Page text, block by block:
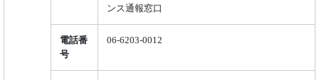
ンス通報窓口
電話番
号
06-6203-0012